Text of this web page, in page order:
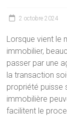
2 octobre 2024
Lorsque vient le
immobilier,
passer par une
la transaction
propriété puisse
immobilière
facilitent le